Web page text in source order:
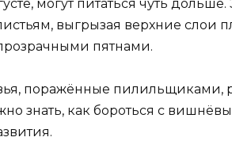
могут питаться чуть
выгрызая верхние слои
пятнами.
поражённые пилильщиками,
знать, как бороться с